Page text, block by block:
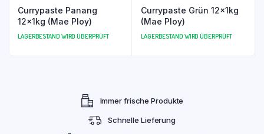
Currypaste Panang
12x1kg (Mae Ploy)
LAGERBESTAND WIRD ÜBERPRÜFT
Currypaste Grün 12x1kg
(Mae Ploy)
LAGERBESTAND WIRD ÜBERPRÜFT
Immer frische Produkte
Schnelle Lieferung